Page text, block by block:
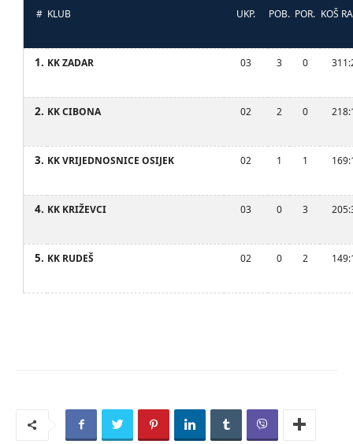
# KLUB UKP. POB. POR. KOŠ
1. KK ZADAR 03 3 0
2. KK CIBONA 02 2 0
3. KK VRIJEDNOSNICE OSIJEK 02 1 1
4. KK KRIŽEVCI 03 0 3
5. KK RUDEŠ 02 0 2